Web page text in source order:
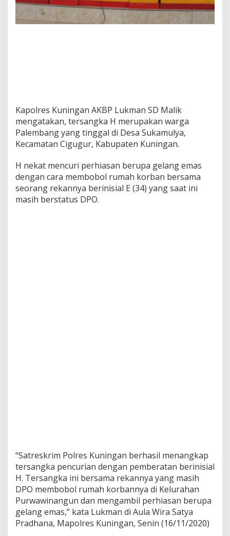
Kapolres Kuningan AKBP Lukman SD Malik
mengatakan, tersangka H merupakan warga
Palembang yang tinggal di Desa Sukamulya,
Kecamatan Cigugur, Kabupaten Kuningan.
H nekat mencuri perhiasan berupa gelang emas
dengan cara membobol rumah korban bersama
seorang rekannya berinisial E (34) yang saat ini
masih berstatus DPO.
“Satreskrim Polres Kuningan berhasil menangkap
tersangka pencurian dengan pemberatan berinisial
H. Tersangka ini bersama rekannya yang masih
DPO membobol rumah korbannya di Kelurahan
Purwawinangun dan mengambil perhiasan berupa
gelang emas,” kata Lukman di Aula Wira Satya
Pradhana, Mapolres Kuningan, Senin (16/11/2020)